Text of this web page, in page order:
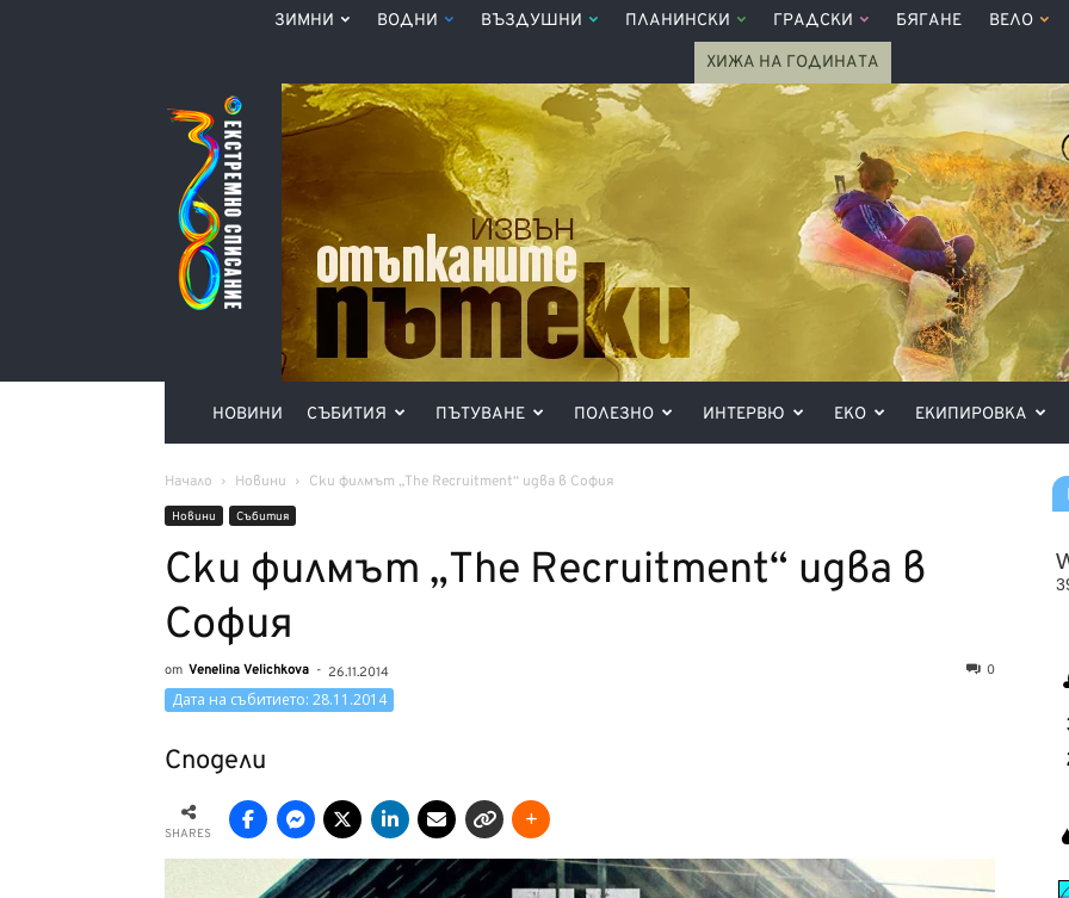
ЗИМНИ ВОДНИ ВЪЗДУШНИ ПЛАНИНСКИ ГРАДСКИ БЯГАНЕ ВЕЛО
ХИЖА НА ГОДИНАТА
Списание
360°
НОВИНИ СЪБИТИЯ ПЪТУВАНЕ ПОЛЕЗНО ИНТЕРВЮ ЕКО ЕКИПИРОВКА
Начало Новини Ски филмът „The Recruitment“ идва в София
Новини Събития
Ски филмът „The Recruitment“ идва в
София
от Venelina Velichkova - 26.11.2014 0
Дата на събитието: 28.11.2014
Сподели
SHARES